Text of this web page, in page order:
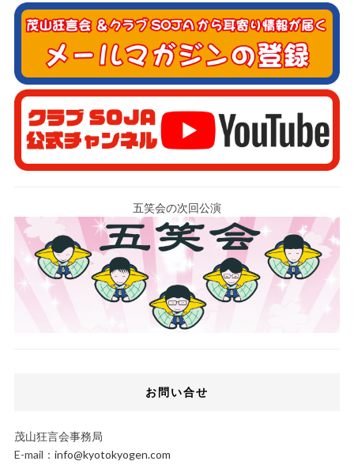
五笑会の次回公演
お問い合せ
茂山狂言会事務局
E-mail： info@kyotokyogen.com